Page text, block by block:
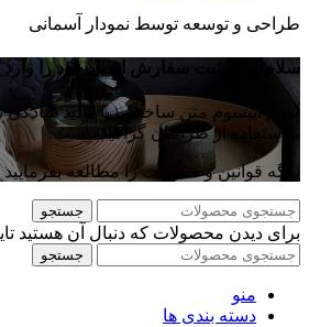
طراحی و توسعه توسط نمودار آسمانی
سلام:برای ثبت سفارش ایمیل خود را وارد
لورم ایپسوم متن ساختگی با تولید
با استفاده از طراحان گرافیک است.
برگه قوانین و مقررات را مطالعه بفرمایید
جستجو
برای دیدن محصولات که دنبال آن هستید
جستجو
منو
دسته بندی ها